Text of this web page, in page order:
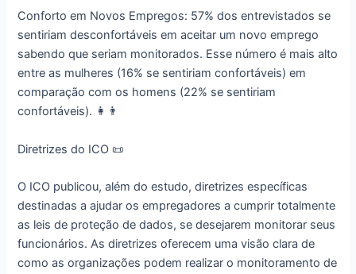
Conforto em Novos Empregos: 57% dos entrevistados se
sentiriam desconfortáveis em aceitar um novo emprego
sabendo que seriam monitorados. Esse número é mais alto
entre as mulheres (16% se sentiriam confortáveis) em
comparação com os homens (22% se sentiriam
confortáveis). 👩👨
Diretrizes do ICO 📜
O ICO publicou, além do estudo, diretrizes específicas
destinadas a ajudar os empregadores a cumprir totalmente
as leis de proteção de dados, se desejarem monitorar seus
funcionários. As diretrizes oferecem uma visão clara de
como as organizações podem realizar o monitoramento de